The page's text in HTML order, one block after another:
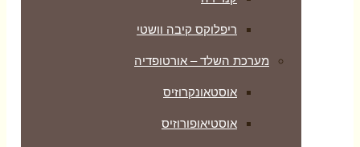
ריפלוקס קיבה וושטי
מערכת השלד – אורטופדיה
אוסטאונקרוזיס
אוסטיאופורוזיס